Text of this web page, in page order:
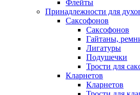
Флейты
Принадлежности для
Саксофонов
Саксофонов
Гайтаны,
Лигатуры
Подушечки
Трости для
Кларнетов
Кларнетов